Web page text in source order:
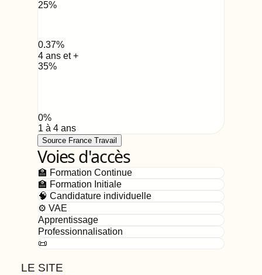
25%
0.37%
4 ans et +
35%
0%
1 à 4 ans
Source France Travail
Voies d'accès
🏫 Formation Continue
🏫 Formation Initiale
🧠 Candidature individuelle
⚙️ VAE
Apprentissage
Professionnalisation
📜
LE SITE